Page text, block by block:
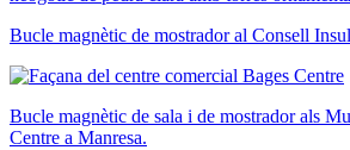
Bucle magnètic de mostrador al Consell
Bucle magnètic de sala i de mostrador als
Centre a Manresa.